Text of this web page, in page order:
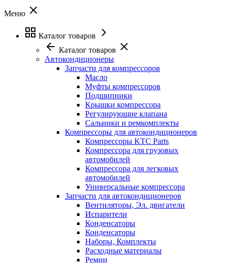
Меню
Каталог товаров
Каталог товаров
Автокондиционеры
Запчасти для компрессоров
Масло
Муфты компрессоров
Подшипники
Крышки компрессора
Регулирующие клапана
Сальники и ремкомплекты
Компрессоры для автокондиционеров
Компрессоры KTC Parts
Компрессора для грузовых
автомобилей
Компрессора для легковых
автомобилей
Универсальные компрессора
Запчасти для автокондиционеров
Вентиляторы, Эл. двигатели
Испарители
Конденсаторы
Конденсаторы
Наборы, Комплекты
Расходные материалы
Ремни